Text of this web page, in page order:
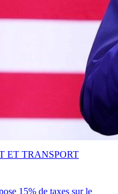
15% de taxes sur le
ET TRANSPORT